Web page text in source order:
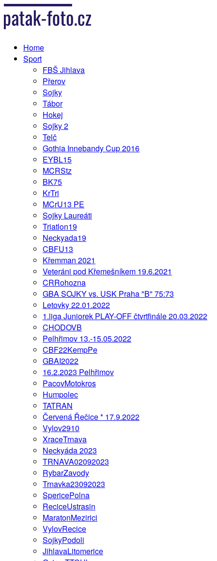
Home
Sport
FBŠ Jihlava
Přerov
Sojky
Tábor
Hokej
Sojky 2
Telč
Gothia Innebandy Cup 2016
EYBL15
MCRStz
BK75
KrTri
MCrU13 PE
Sojky Laureáti
Triatlon19
Neckyada19
CBFU13
Křemman 2021
Veteráni pod Křemešníkem 19.6.2021
CRRohozna
GBA SOJKY vs. USK Praha "B" 75:73
Letovky 22.01.2022
1.liga Juniorek PLAY-OFF čtvrtfinále 20.03.2022
CHODOVB
Pelhřimov 13.-15.05.2022
CBF22KempPe
GBAI2022
16.2.2023 Pelhřimov
PacovMotokros
Humpolec
TATRAN
Červená Řečice * 17.9.2022
Vylov2910
XraceTrnava
Neckyáda 2023
TRNAVA02092023
RybarZavody
Trnavka23092023
SpericePolna
ReciceUstrasin
MaratonMezirici
VylovRecice
SojkyPodoli
JihlavaLitomerice